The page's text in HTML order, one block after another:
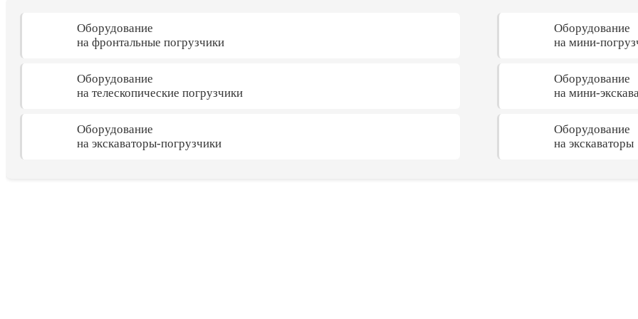
Оборудование
на фронтальные погрузчики
Оборудование
на телескопические погрузчики
Оборудование
на экскаваторы-погрузчики
Оборудование
на мини-
Оборудование
на мини-
Оборудование
на экскаваторы